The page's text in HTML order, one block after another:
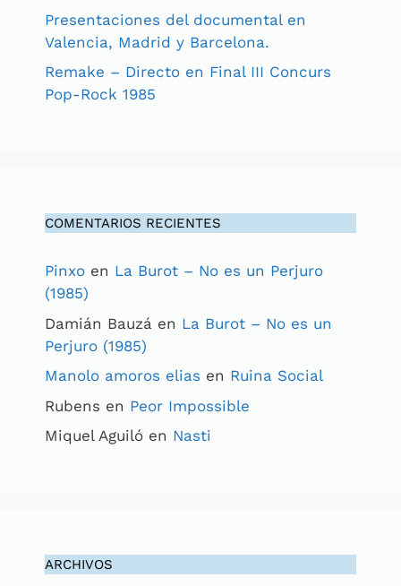
Presentaciones del documental en
Valencia, Madrid y Barcelona.
Remake – Directo en Final III Concurs
Pop-Rock 1985
COMENTARIOS RECIENTES
Pinxo en La Burot – No es un Perjuro
(1985)
Damián Bauzá en La Burot – No es un
Perjuro (1985)
Manolo amoros elias en Ruina Social
Rubens en Peor Impossible
Miquel Aguiló en Nasti
ARCHIVOS